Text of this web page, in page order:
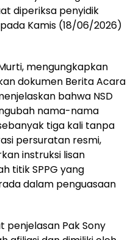
diperiksa penyidik
Kamis (18/06/2026)
mengungkapkan
dokumen Berita Acara
bahwa NSD
nama-nama
tiga kali tanpa
persuratan resmi,
instruksi lisan
titik SPPG yang
dalam penguasaan
penjelasan Pak Sony